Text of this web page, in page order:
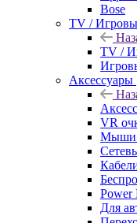
Bose
TV /
TV /
Аксессуары
VR
Мыши
Power
Для